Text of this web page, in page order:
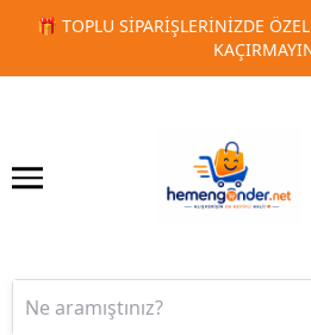
🚀 KURUMSAL
1 2